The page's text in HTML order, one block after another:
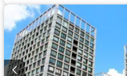
Cuarto de Limpieza
Cancha de
Asador
Zonas verdes
Recámara con closet
Caseta de